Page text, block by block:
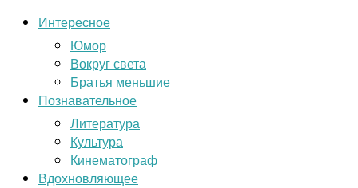
Интересное
Юмор
Вокруг света
Братья меньшие
Познавательное
Литература
Культура
Кинематограф
Вдохновляющее